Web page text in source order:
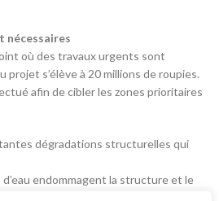
nécessaires
où des travaux urgents sont
projet s’élève à 20 millions de roupies.
afin de cibler les zones prioritaires
dégradations structurelles qui
endommagent la structure et le